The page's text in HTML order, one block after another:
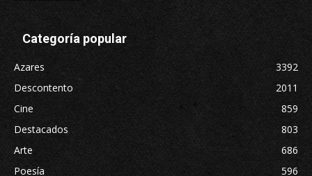
Categoría popular
Azares
3392
Descontento
2011
Cine
859
Destacados
803
Arte
686
Poesía
596